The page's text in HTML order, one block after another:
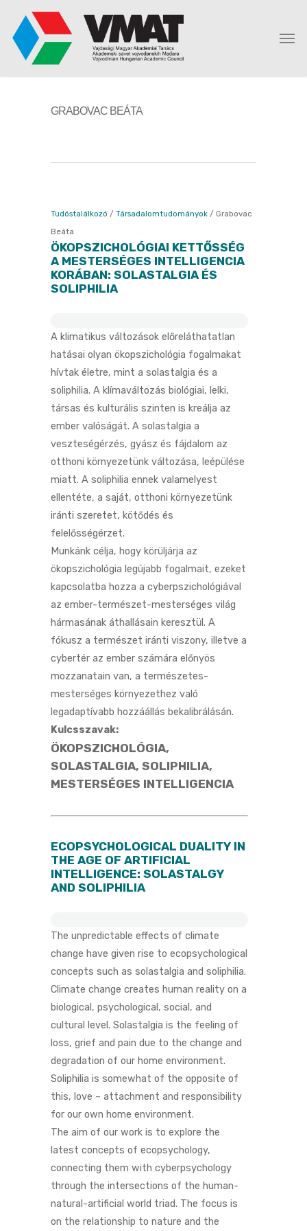
GRABOVAC BEÁTA
Tudóstalálkozó / Társadalomtudományok / Grabovac
Beáta
ÖKOPSZICHOLÓGIAI KETTŐSSÉG
A MESTERSÉGES INTELLIGENCIA
KORÁBAN: SOLASTALGIA ÉS
SOLIPHILIA
A klimatikus változások előreláthatatlan
hatásai olyan ökopszichológia fogalmakat
hívtak életre, mint a solastalgia és a
soliphilia. A klímaváltozás biológiai, lelki,
társas és kulturális szinten is kreálja az
ember valóságát. A solastalgia a
veszteségérzés, gyász és fájdalom az
otthoni környezetünk változása, leépülése
miatt. A soliphilia ennek valamelyest
ellentéte, a saját, otthoni környezetünk
iránti szeretet, kötődés és
felelősségérzet.
Munkánk célja, hogy körüljárja az
ökopszichológia legújabb fogalmait, ezeket
kapcsolatba hozza a cyberpszichológiával
az ember-természet-mesterséges világ
hármasának áthallásain keresztül. A
fókusz a természet iránti viszony, illetve a
cybertér az ember számára előnyös
mozzanatain van, a természetes-
mesterséges környezethez való
legadaptívabb hozzáállás bekalibrálásán.
Kulcsszavak:
ÖKOPSZICHOLÓGIA,
SOLASTALGIA, SOLIPHILIA,
MESTERSÉGES INTELLIGENCIA
ECOPSYCHOLOGICAL DUALITY IN
THE AGE OF ARTIFICIAL
INTELLIGENCE: SOLASTALGY
AND SOLIPHILIA
The unpredictable effects of climate
change have given rise to ecopsychological
concepts such as solastalgia and soliphilia.
Climate change creates human reality on a
biological, psychological, social, and
cultural level. Solastalgia is the feeling of
loss, grief and pain due to the change and
degradation of our home environment.
Soliphilia is somewhat of the opposite of
this, love – attachment and responsibility
for our own home environment.
The aim of our work is to explore the
latest concepts of ecopsychology,
connecting them with cyberpsychology
through the intersections of the human-
natural-artificial world triad. The focus is
on the relationship to nature and the